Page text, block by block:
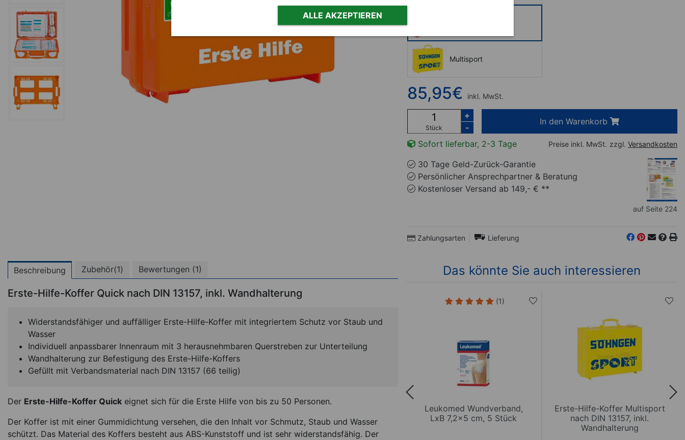
Multisport
85,95€ inkl. MwSt.
Stück
+
-
In den Warenkorb
Sofort lieferbar, 2-3 Tage Preise inkl. MwSt. zzgl. Versandkosten
30 Tage Geld-Zurück-Garantie
Persönlicher Ansprechpartner & Beratung
Kostenloser Versand ab 149,- € **
auf Seite 224
Zahlungsarten Lieferung
Beschreibung Zubehör(1) Bewertungen (1)
Erste-Hilfe-Koffer Quick nach DIN 13157, inkl. Wandhalterung
Widerstandsfähiger und auffälliger Erste-Hilfe-Koffer mit integriertem Schutz vor Staub und
Wasser
Individuell anpassbarer Innenraum mit 3 herausnehmbaren Querstreben zur Unterteilung
Wandhalterung zur Befestigung des Erste-Hilfe-Koffers
Gefüllt mit Verbandsmaterial nach DIN 13157 (66 teilig)
Der Erste-Hilfe-Koffer Quick eignet sich für die Erste Hilfe von bis zu 50 Personen.
Der Koffer ist mit einer Gummidichtung versehen, die den Inhalt vor Schmutz, Staub und Wasser
schützt. Das Material des Koffers besteht aus ABS-Kunststoff und ist sehr widerstandsfähig. Der
Das könnte Sie auch interessieren
30x20 cm, 10 Stück
LxB 8x10 cm, 5 Stück
(1)
Leukomed Wundverband,
LxB 7,2x5 cm, 5 Stück
Erste-Hilfe-Koffer Multisport
nach DIN 13157, inkl.
Wandhalterung
ALLE AKZEPTIEREN